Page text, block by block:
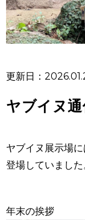
更新日：
ヤブイヌ
ヤブイヌ展示場
登場していました
年末の挨拶